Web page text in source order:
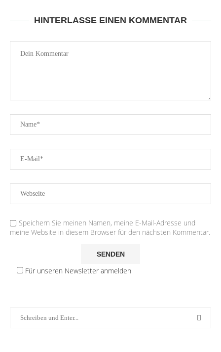
HINTERLASSE EINEN KOMMENTAR
Speichern Sie meinen Namen, meine E-Mail-Adresse und
meine Website in diesem Browser für den nächsten Kommentar.
Für unseren Newsletter anmelden